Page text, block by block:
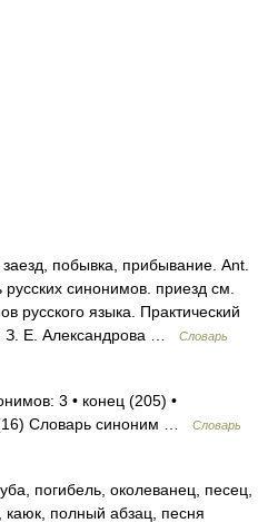
побывка, прибывание. Ant.
синонимов. приезд см.
русского языка. Практический
З. Е. Александрова …
Словарь
3 • конец (205) •
Словарь синоним …
Словарь
погибель, околеванец, песец,
каюк, полный абзац, песня